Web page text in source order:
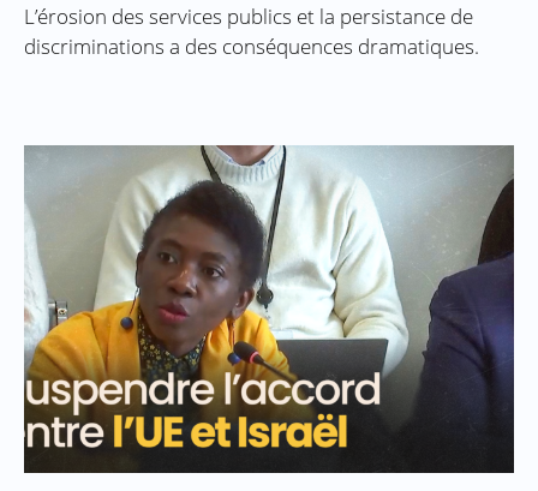
L’érosion des services publics et la persistance de
discriminations a des conséquences dramatiques.